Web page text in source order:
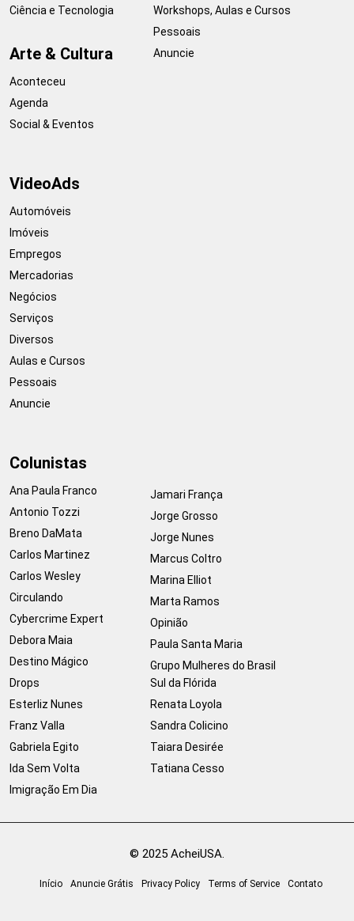
Ciência e Tecnologia
Arte & Cultura
Aconteceu
Agenda
Social & Eventos
Workshops, Aulas e Cursos
Pessoais
Anuncie
VideoAds
Automóveis
Imóveis
Empregos
Mercadorias
Negócios
Serviços
Diversos
Aulas e Cursos
Pessoais
Anuncie
Colunistas
Ana Paula Franco
Antonio Tozzi
Breno DaMata
Carlos Martinez
Carlos Wesley
Circulando
Cybercrime Expert
Debora Maia
Destino Mágico
Drops
Esterliz Nunes
Franz Valla
Gabriela Egito
Ida Sem Volta
Imigração Em Dia
Jamari França
Jorge Grosso
Jorge Nunes
Marcus Coltro
Marina Elliot
Marta Ramos
Opinião
Paula Santa Maria
Grupo Mulheres do Brasil
Sul da Flórida
Renata Loyola
Sandra Colicino
Taiara Desirée
Tatiana Cesso
© 2025 AcheiUSA.
Início Anuncie Grátis Privacy Policy Terms of Service Contato